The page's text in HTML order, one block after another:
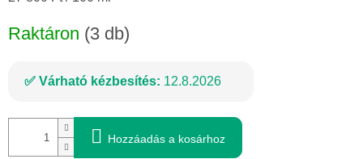
Raktáron (3 db)
Várható kézbesítés: 12.8.2026
Hozzáadás a kosárhoz